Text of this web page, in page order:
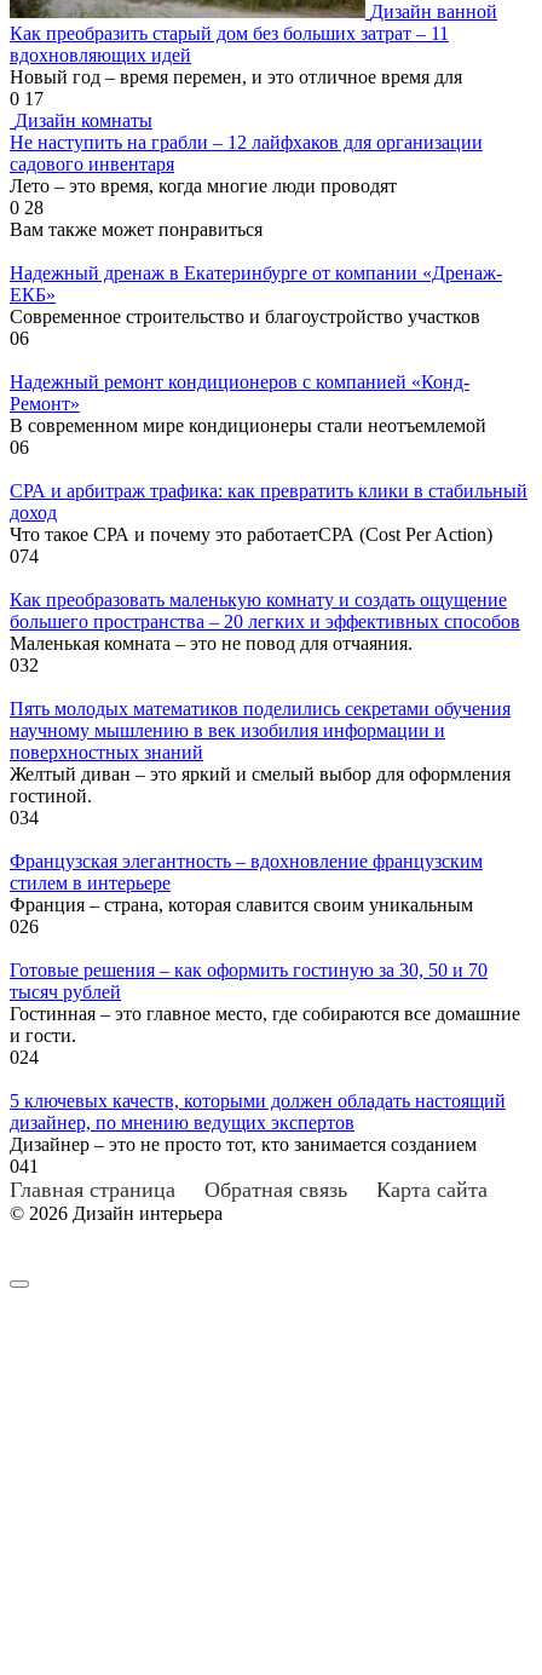
Дизайн ванной
Как преобразить старый дом без больших затрат – 11
вдохновляющих идей
Новый год – время перемен, и это отличное время для
0 17
Дизайн комнаты
Не наступить на грабли – 12 лайфхаков для организации
садового инвентаря
Лето – это время, когда многие люди проводят
0 28
Вам также может понравиться
Надежный дренаж в Екатеринбурге от компании «Дренаж-
ЕКБ»
Современное строительство и благоустройство участков
06
Надежный ремонт кондиционеров с компанией «Конд-
Ремонт»
В современном мире кондиционеры стали неотъемлемой
06
СРА и арбитраж трафика: как превратить клики в стабильный
доход
Что такое СРА и почему это работаетСРА (Cost Per Action)
074
Как преобразовать маленькую комнату и создать ощущение
большего пространства – 20 легких и эффективных способов
Маленькая комната – это не повод для отчаяния.
032
Пять молодых математиков поделились секретами обучения
научному мышлению в век изобилия информации и
поверхностных знаний
Желтый диван – это яркий и смелый выбор для оформления
гостиной.
034
Французская элегантность – вдохновление французским
стилем в интерьере
Франция – страна, которая славится своим уникальным
026
Готовые решения – как оформить гостиную за 30, 50 и 70
тысяч рублей
Гостинная – это главное место, где собираются все домашние
и гости.
024
5 ключевых качеств, которыми должен обладать настоящий
дизайнер, по мнению ведущих экспертов
Дизайнер – это не просто тот, кто занимается созданием
041
Главная страница Обратная связь Карта сайта
© 2026 Дизайн интерьера